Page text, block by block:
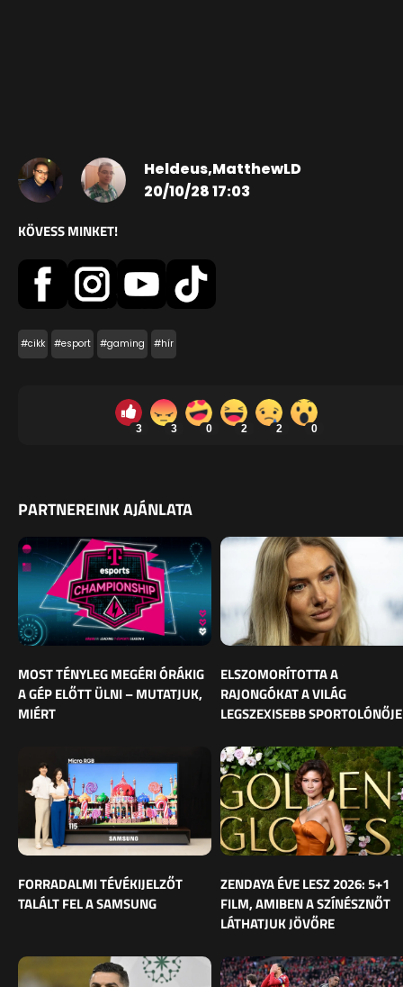
Heldeus,MatthewLD
20/10/28 17:03
KÖVESS MINKET!
#cikk #esport #gaming #hír
3 3 0 2 2 0
PARTNEREINK AJÁNLATA
MOST TÉNYLEG MEGÉRI ÓRÁKIG
A GÉP ELŐTT ÜLNI – MUTATJUK,
MIÉRT
ELSZOMORÍTOTTA A
RAJONGÓKAT A VILÁG
LEGSZEXISEBB SPORTOLÓNŐJE
FORRADALMI TÉVÉKIJELZŐT
TALÁLT FEL A SAMSUNG
ZENDAYA ÉVE LESZ 2026: 5+1
FILM, AMIBEN A SZÍNÉSZNŐT
LÁTHATJUK JÖVŐRE